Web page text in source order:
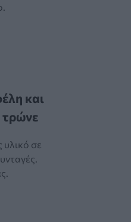
και
τρώνε
υλικό σε